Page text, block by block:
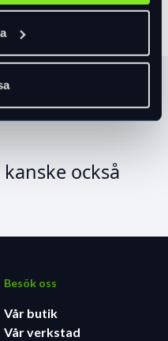
också
Besök oss
Vår butik
Vår verkstad